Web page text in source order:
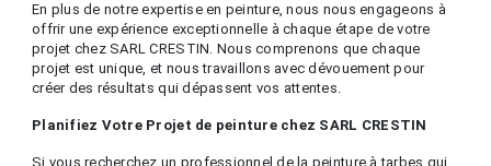
En plus de notre expertise en peinture, nous nous engageons à
offrir une expérience exceptionnelle à chaque étape de votre
projet chez SARL CRESTIN. Nous comprenons que chaque
projet est unique, et nous travaillons avec dévouement pour
créer des résultats qui dépassent vos attentes.
Planifiez Votre Projet de peinture chez SARL CRESTIN
Si vous recherchez un professionnel de la peinture à tarbes qui